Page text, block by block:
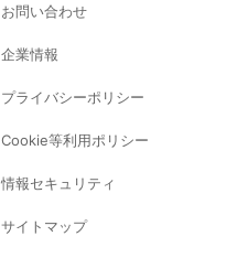
お問い合わせ
企業情報
プライバシーポリシー
Cookie等利用ポリシー
情報セキュリティ
サイトマップ